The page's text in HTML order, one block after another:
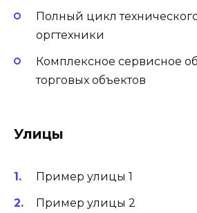
Полный цикл
оргтехники
Комплексное сервисное
торговых объектов
Улицы
Пример улицы 1
Пример улицы 2